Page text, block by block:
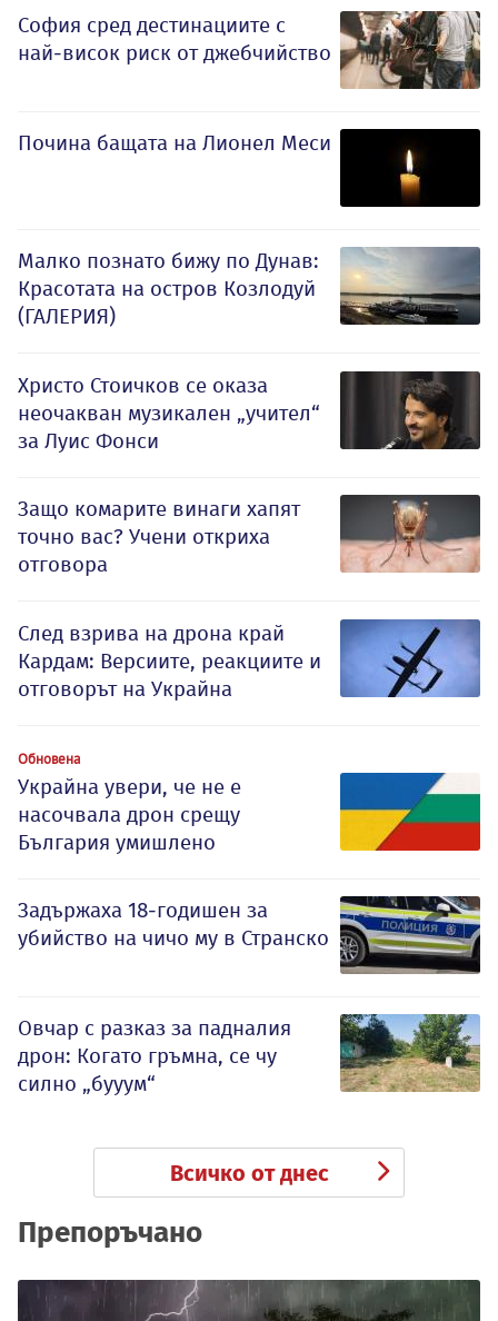
София сред дестинациите с
най-висок риск от джебчийство
Почина бащата на Лионел Меси
Малко познато бижу по Дунав:
Красотата на остров Козлодуй
(ГАЛЕРИЯ)
Христо Стоичков се оказа
неочакван музикален „учител“
за Луис Фонси
Защо комарите винаги хапят
точно вас? Учени откриха
отговора
След взрива на дрона край
Кардам: Версиите, реакциите и
отговорът на Украйна
Обновена
Украйна увери, че не е
насочвала дрон срещу
България умишлено
Задържаха 18-годишен за
убийство на чичо му в Странско
Овчар с разказ за падналия
дрон: Когато гръмна, се чу
силно „бууум“
Всичко от днес
Препоръчано